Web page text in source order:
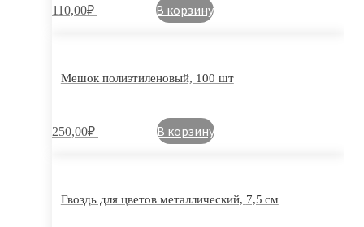
110,00₽ В корзину
Мешок полиэтиленовый, 100 шт
250,00₽ В корзину
Гвоздь для цветов металлический, 7,5 см